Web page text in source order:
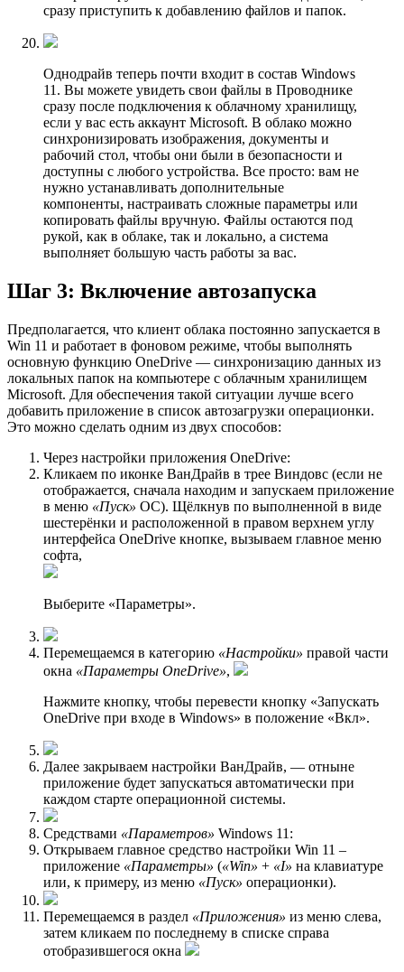
сразу приступить к добавлению файлов и папок.
Однодрайв теперь почти входит в состав Windows
11. Вы можете увидеть свои файлы в Проводнике
сразу после подключения к облачному хранилищу,
если у вас есть аккаунт Microsoft. В облако можно
синхронизировать изображения, документы и
рабочий стол, чтобы они были в безопасности и
доступны с любого устройства. Все просто: вам не
нужно устанавливать дополнительные
компоненты, настраивать сложные параметры или
копировать файлы вручную. Файлы остаются под
рукой, как в облаке, так и локально, а система
выполняет большую часть работы за вас.
Шаг 3: Включение автозапуска
Предполагается, что клиент облака постоянно запускается в
Win 11 и работает в фоновом режиме, чтобы выполнять
основную функцию OneDrive — синхронизацию данных из
локальных папок на компьютере с облачным хранилищем
Microsoft. Для обеспечения такой ситуации лучше всего
добавить приложение в список автозагрузки операционки.
Это можно сделать одним из двух способов:
Через настройки приложения OneDrive:
Кликаем по иконке ВанДрайв в трее Виндовс (если не
отображается, сначала находим и запускаем приложение
в меню «Пуск» ОС). Щёлкнув по выполненной в виде
шестерёнки и расположенной в правом верхнем углу
интерфейса OneDrive кнопке, вызываем главное меню
софта,
Выберите «Параметры».
Перемещаемся в категорию «Настройки» правой части
окна «Параметры OneDrive»,
Нажмите кнопку, чтобы перевести кнопку «Запускать
OneDrive при входе в Windows» в положение «Bкл».
Далее закрываем настройки ВанДрайв, — отныне
приложение будет запускаться автоматически при
каждом старте операционной системы.
Средствами «Параметров» Windows 11:
Открываем главное средство настройки Win 11 –
приложение «Параметры» («Win» + «I» на клавиатуре
или, к примеру, из меню «Пуск» операционки).
Перемещаемся в раздел «Приложения» из меню слева,
затем кликаем по последнему в списке справа
отобразившегося окна